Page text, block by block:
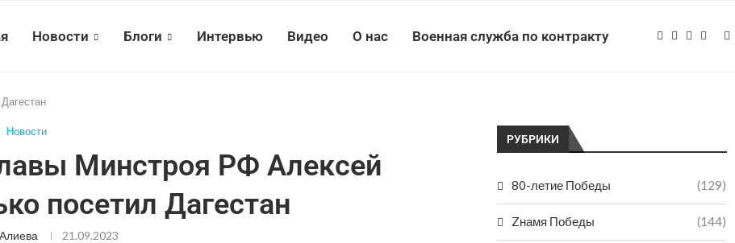
Новости Блоги Интервью Видео О нас Военная служба по контракту
Новости
Минстроя РФ Алексей
посетил Дагестан
21.09.2023
РУБРИКИ
80-летие Победы (129)
Zнамя Победы (144)